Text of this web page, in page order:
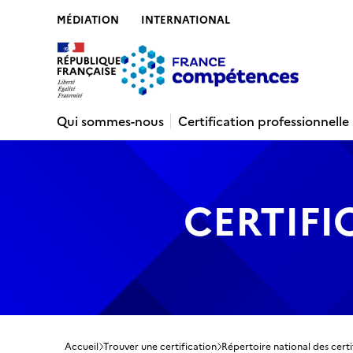
MÉDIATION INTERNATIONAL
Qui sommes-nous
Certification professionnelle
Accueil Trouver une certification Répertoire national des